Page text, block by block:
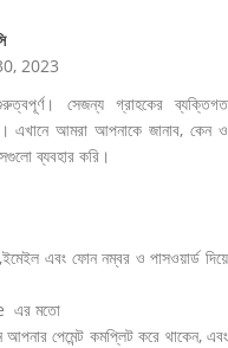
2023
সেজন্য গ্রাহকের ব্যক্তিগত
এখানে আমরা আপনাকে জানাব, কেন ও
ব্যবহার করি।
এবং ফোন নম্বর ও পাসওয়ার্ড দিয়ে
এর মতো
আপনার পেমেন্ট কমপ্লিট করে থাকেন, এবং